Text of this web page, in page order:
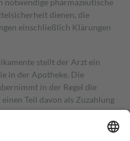
notwendige pharmazeutische
dienen, die
einschließlich Klärungen
stellt der Arzt ein
in der Apotheke. Die
in der Regel die
Teil davon als Zuzahlung
in Höhe von zehn